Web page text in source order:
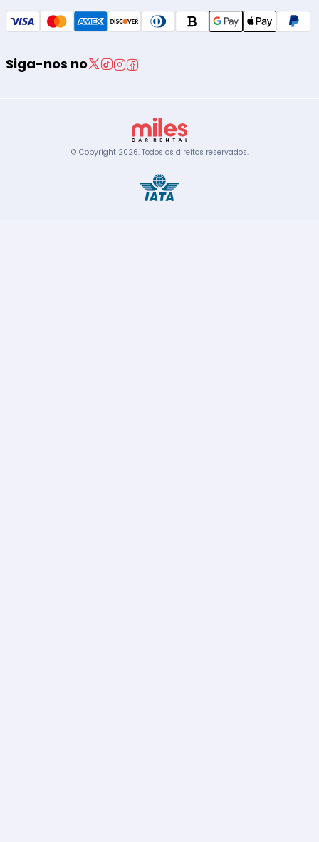
Siga-nos no
© Copyright 2026. Todos os direitos reservados.